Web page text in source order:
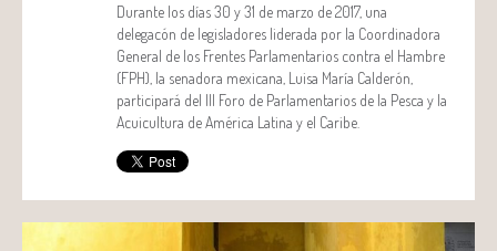
Durante los días 30 y 31 de marzo de 2017, una
delegacón de legisladores liderada por la Coordinadora
General de los Frentes Parlamentarios contra el Hambre
(FPH), la senadora mexicana, Luisa María Calderón,
participará del III Foro de Parlamentarios de la Pesca y la
Acuicultura de América Latina y el Caribe.